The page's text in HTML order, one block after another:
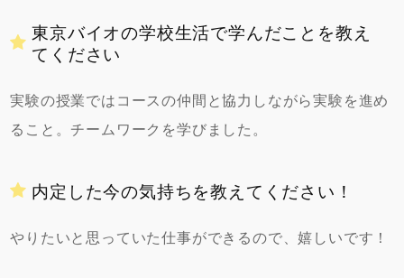
東京バイオの学校生活で学んだことを教え
てください
実験の授業ではコースの仲間と協力しながら実験を進め
ること。チームワークを学びました。
内定した今の気持ちを教えてください！
やりたいと思っていた仕事ができるので、嬉しいです！